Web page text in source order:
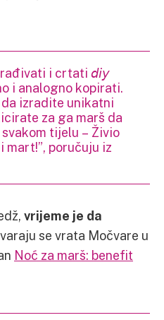
i crtati 𝘥𝘪𝘺
i analogno kopirati.
izradite unikatni
za ga marš da
tijelu – Živio
mart!”, poručuju iz
vrijeme je da
se vrata Močvare u
Noć za marš: benefit